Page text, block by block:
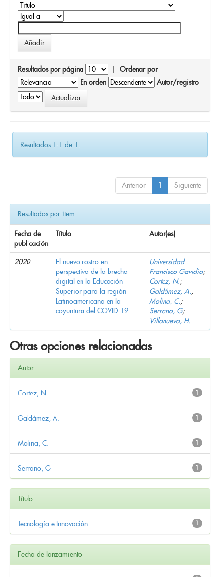
Resultados por página | Ordenar por
En orden
Autor/registro
Resultados 1-1 de 1.
Anterior 1 Siguiente
Resultados por ítem:
Fecha de
publicación
Título Autor(es)
2020
El nuevo rostro en
perspectiva de la brecha
digital en la Educación
Superior para la región
Latinoamericana en la
coyuntura del COVID-19
Universidad
Francisco Gavidia;
Cortez, N.;
Galdámez, A.;
Molina, C.;
Serrano, G;
Villanueva, H.
Otras opciones relacionadas
Autor
1
Cortez, N.
1
Galdámez, A.
1
Molina, C.
1
Serrano, G
Título
1
Tecnología e Innovación
Fecha de lanzamiento